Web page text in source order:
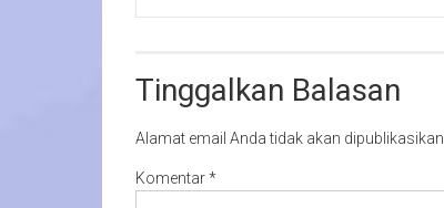
Tinggalkan Balasan
Alamat email Anda tidak akan dipublikasikan.
Komentar*